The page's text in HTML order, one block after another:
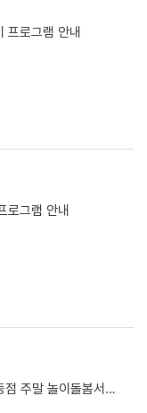
프로그램 안내
로그램 안내
◎ 서리풀노리학교 양재1동점 주말 놀이돌봄서비스 미운영 안내 ◎